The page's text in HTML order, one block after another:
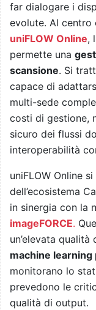
far dialogare i
evolute. Al centro
uniFLOW Online,
permette una
scansione. Si
capace di
multi-sede
costi di gestione,
sicuro dei flussi
interoperabilità
uniFLOW Online
dell’ecosistema
in sinergia con la
imageFORCE.
un’elevata
machine learning
monitorano lo
prevedono le
qualità di output.